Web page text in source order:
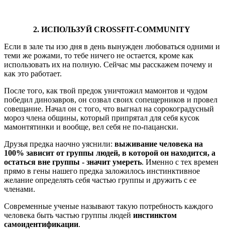
2. ИСПОЛЬЗУЙ CROSSFIT-COMMUNITY
Если в зале ты изо дня в день вынужден любоваться одними и
теми же рожами, то тебе ничего не остается, кроме как
использовать их на полную. Сейчас мы расскажем почему и
как это работает.
После того, как твой предок уничтожил мамонтов и чудом
победил динозавров, он созвал своих сопещерников и провел
совещание. Начал он с того, что выгнал на сорокоградусный
мороз члена общины, который припрятал для себя кусок
мамонтятинки и вообще, вел себя не по-пацански.
Друзья предка наочно уяснили: выживание человека на
100% зависит от группы людей, в которой он находится, а
остаться вне группы - значит умереть. Именно с тех времен
прямо в гены нашего предка заложилось инстинктивное
желание определять себя частью группы и дружить с ее
членами.
Современные ученые называют такую потребность каждого
человека быть частью группы людей инстинктом
самоидентификации.